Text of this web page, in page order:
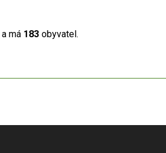
a má 183 obyvatel.